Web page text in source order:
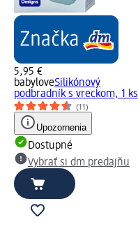
5,95 €
babyloveSilikónový
podbradník s vreckom, 1 ks
(11)
Upozornenia
Dostupné
Vybrať si dm predajňu